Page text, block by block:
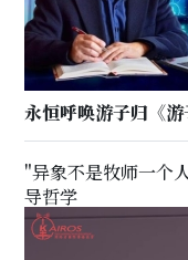
永恒呼唤游子归《
"异象不是牧师一个
导哲学